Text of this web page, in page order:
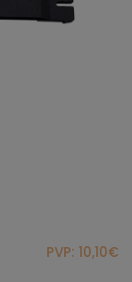
PVP: 10,10€